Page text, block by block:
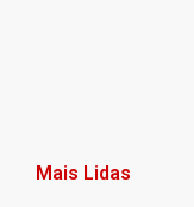
Mais Lidas